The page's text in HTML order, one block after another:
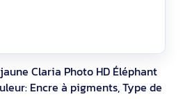
Claria Photo HD Éléphant
Encre à pigments, Type de